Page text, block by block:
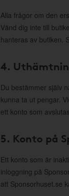
Alla frågor om den
Vänd dig inte till
hanteras av butiken.
4.
Du bestämmer själv
kunna ta ut pengar.
ett konto som
5. Konto på
Ett konto som är
inloggning på
att Sponsorhuset.se